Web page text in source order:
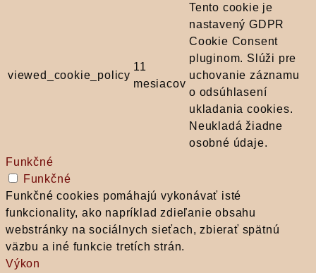
viewed_cookie_policy
11
mesiacov
Tento cookie je
nastavený GDPR
Cookie Consent
pluginom. Slúži pre
uchovanie záznamu
o odsúhlasení
ukladania cookies.
Neukladá žiadne
osobné údaje.
Funkčné
Funkčné
Funkčné cookies pomáhajú vykonávať isté
funkcionality, ako napríklad zdieľanie obsahu
webstránky na sociálnych sieťach, zbierať spätnú
väzbu a iné funkcie tretích strán.
Výkon